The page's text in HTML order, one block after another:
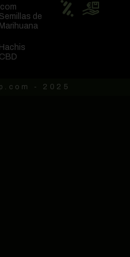
Semillas de
Marihuana
Hachis
CBD
- 2025